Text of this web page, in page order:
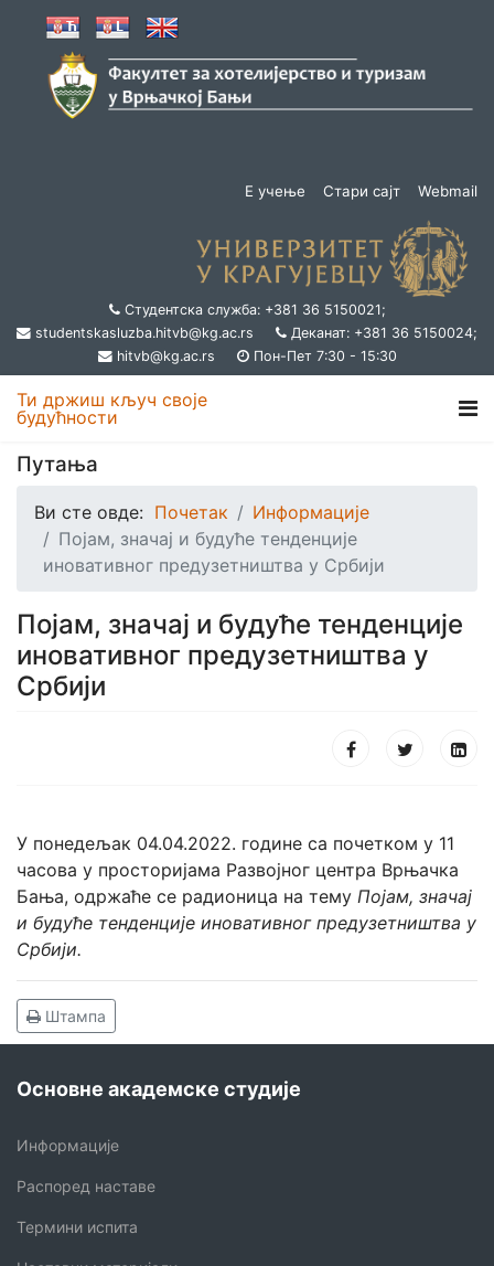
Е учење Стари сајт Webmail
Студентска служба: +381 36 5150021;
studentskasluzba.hitvb@kg.ac.rs
Деканат: +381 36 5150024;
hitvb@kg.ac.rs
Пон-Пет 7:30 - 15:30
Ти држиш кључ своје
будућности
Путања
Ви сте овде: Почетак
Информације
Појам, значај и будуће тенденције
иновативног предузетништва у Србији
Појам, значај и будуће тенденције
иновативног предузетништва у
Србији
У понедељак 04.04.2022. године са почетком у 11
часова у просторијама Развојног центра Врњачка
Бања, одржаће се радионица на тему Појам, значај
и будуће тенденције иновативног предузетништва у
Србији.
Штампа
Основне академске студије
Информације
Распоред наставе
Термини испита